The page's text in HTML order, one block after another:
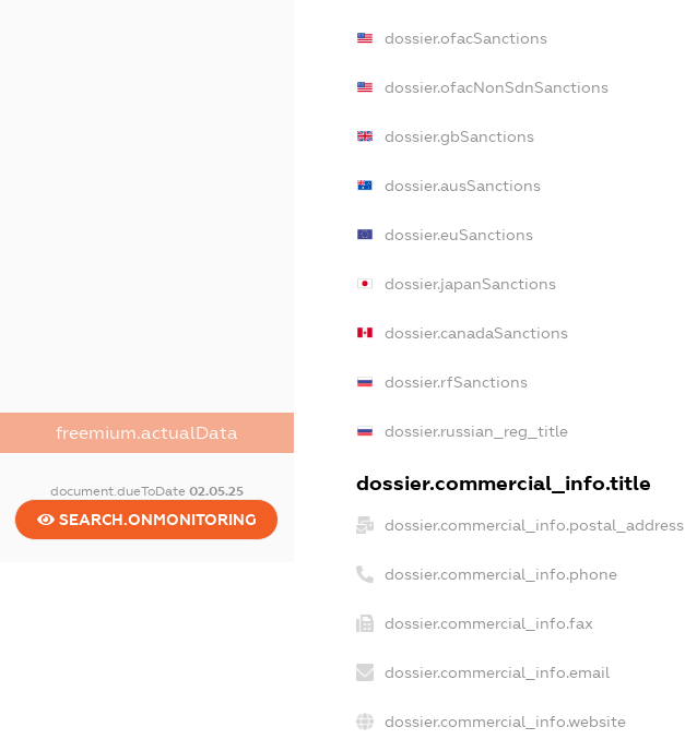
freemium.actualData
document.dueToDate 02.05.25
SEARCH.ONMONITORING
dossier.ofacSanctions
dossier.ofacNonSdnSanctions
dossier.gbSanctions
dossier.ausSanctions
dossier.euSanctions
dossier.japanSanctions
dossier.canadaSanctions
dossier.rfSanctions
dossier.russian_reg_title
dossier.commercial_info.title
dossier.commercial_info.postal_address
dossier.commercial_info.phone
dossier.commercial_info.fax
dossier.commercial_info.email
dossier.commercial_info.website